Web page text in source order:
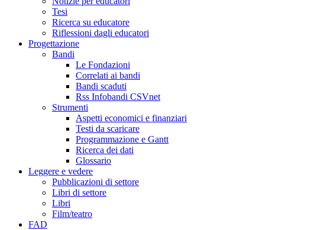
Tesi
Ricerca su educatore
Riflessioni dagli educatori
Progettazione
Bandi
Le Fondazioni
Correlati ai bandi
Bandi scaduti
Rss Infobandi CSVnet
Strumenti
Aspetti economici e finanziari
Testi da scaricare
Programmazione e Gantt
Ricerca dei dati
Glossario
Leggere e vedere
Pubblicazioni di settore
Libri di settore
Libri
Film/teatro
FAD